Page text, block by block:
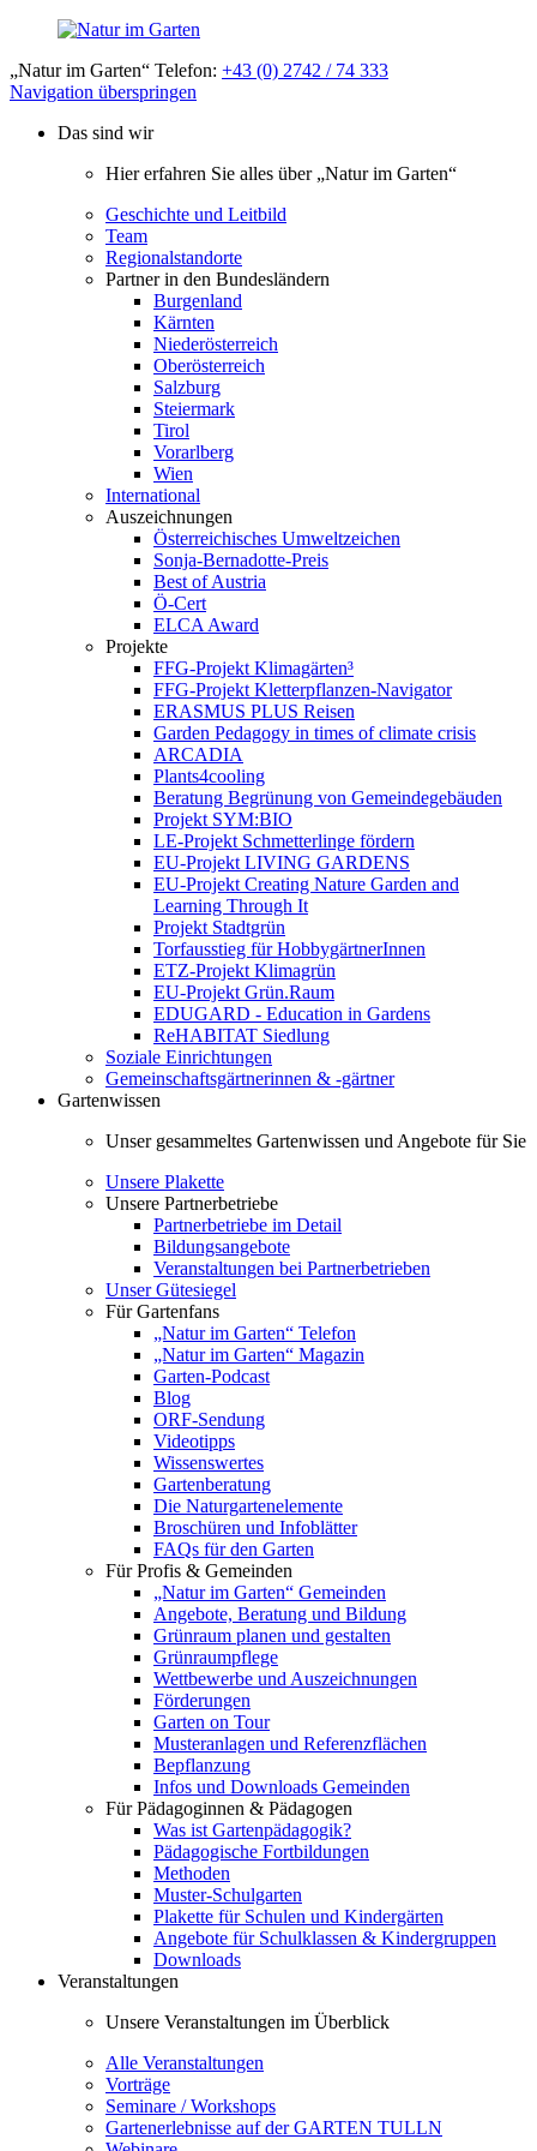
„Natur im Garten“ Telefon: +43 (0) 2742 / 74 333
Navigation überspringen
Das sind wir
Hier erfahren Sie alles über „Natur im Garten“
Geschichte und Leitbild
Team
Regionalstandorte
Partner in den Bundesländern
Burgenland
Kärnten
Niederösterreich
Oberösterreich
Salzburg
Steiermark
Tirol
Vorarlberg
Wien
International
Auszeichnungen
Österreichisches Umweltzeichen
Sonja-Bernadotte-Preis
Best of Austria
Ö-Cert
ELCA Award
Projekte
FFG-Projekt Klimagärten³
FFG-Projekt Kletterpflanzen-Navigator
ERASMUS PLUS Reisen
Garden Pedagogy in times of climate crisis
ARCADIA
Plants4cooling
Beratung Begrünung von Gemeindegebäuden
Projekt SYM:BIO
LE-Projekt Schmetterlinge fördern
EU-Projekt LIVING GARDENS
EU-Projekt Creating Nature Garden and
Learning Through It
Projekt Stadtgrün
Torfausstieg für HobbygärtnerInnen
ETZ-Projekt Klimagrün
EU-Projekt Grün.Raum
EDUGARD - Education in Gardens
ReHABITAT Siedlung
Soziale Einrichtungen
Gemeinschaftsgärtnerinnen & -gärtner
Gartenwissen
Unser gesammeltes Gartenwissen und Angebote für Sie
Unsere Plakette
Unsere Partnerbetriebe
Partnerbetriebe im Detail
Bildungsangebote
Veranstaltungen bei Partnerbetrieben
Unser Gütesiegel
Für Gartenfans
„Natur im Garten“ Telefon
„Natur im Garten“ Magazin
Garten-Podcast
Blog
ORF-Sendung
Videotipps
Wissenswertes
Gartenberatung
Die Naturgartenelemente
Broschüren und Infoblätter
FAQs für den Garten
Für Profis & Gemeinden
„Natur im Garten“ Gemeinden
Angebote, Beratung und Bildung
Grünraum planen und gestalten
Grünraumpflege
Wettbewerbe und Auszeichnungen
Förderungen
Garten on Tour
Musteranlagen und Referenzflächen
Bepflanzung
Infos und Downloads Gemeinden
Für Pädagoginnen & Pädagogen
Was ist Gartenpädagogik?
Pädagogische Fortbildungen
Methoden
Muster-Schulgarten
Plakette für Schulen und Kindergärten
Angebote für Schulklassen & Kindergruppen
Downloads
Veranstaltungen
Unsere Veranstaltungen im Überblick
Alle Veranstaltungen
Vorträge
Seminare / Workshops
Gartenerlebnisse auf der GARTEN TULLN